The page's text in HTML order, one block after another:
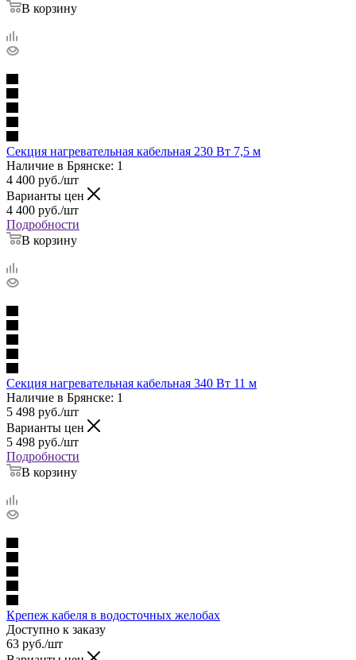
В корзину
Секция нагревательная кабельная 230 Вт 7,5 м
Наличие в Брянске: 1
4 400 руб./шт
Варианты цен
4 400 руб./шт
Подробности
В корзину
Секция нагревательная кабельная 340 Вт 11 м
Наличие в Брянске: 1
5 498 руб./шт
Варианты цен
5 498 руб./шт
Подробности
В корзину
Крепеж кабеля в водосточных желобах
Доступно к заказу
63 руб./шт